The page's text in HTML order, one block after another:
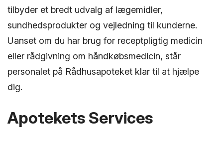
tilbyder et bredt udvalg af lægemidler,
sundhedsprodukter og vejledning til kunderne.
Uanset om du har brug for receptpligtig medicin
eller rådgivning om håndkøbsmedicin, står
personalet på Rådhusapoteket klar til at hjælpe
dig.
Apotekets Services